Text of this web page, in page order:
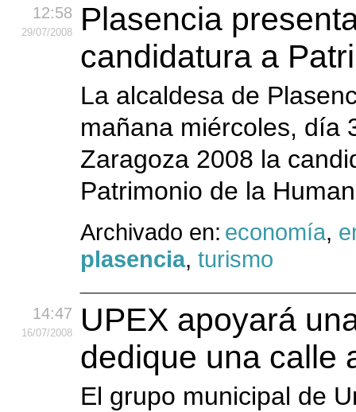
12:58
29/07/2008
Plasencia
candidatura a
La alcaldesa de
mañana miércoles, día
Zaragoza 2008 la
Patrimonio de la
Archivado en: economía,
plasencia, turismo
14:47
16/07/2008
UPEX apoyará
dedique una calle
El grupo municipal de